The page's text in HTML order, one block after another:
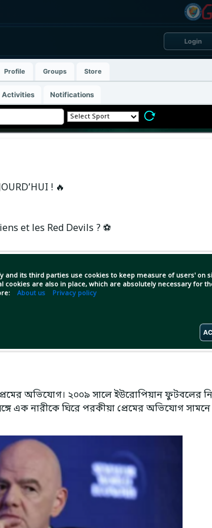
Login
and its third parties use cookies to keep measure of users'
cookies are also in place, which are absolutely necessary for
About us Privacy policy
Profile Groups Store
Activities Notifications
! 🔥
et les Red Devils ? ⚽
:
dépôt avec le code promo :
অভিযোগ। ২০০৯ সালে ইউরোপিয়ান ফুটবলের
এক নারীকে ঘিরে পরকীয়া প্রেমের অভিযোগ সামনে